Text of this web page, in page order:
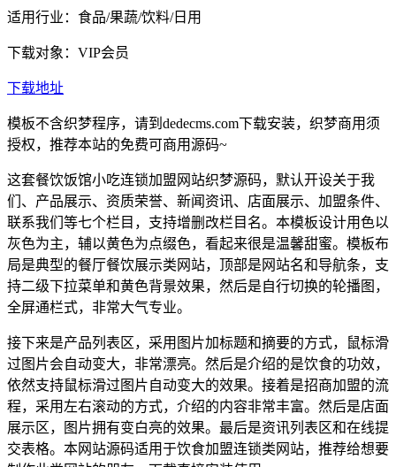
适用行业：食品/果蔬/饮料/日用
下载对象：VIP会员
下载地址
模板不含织梦程序，请到dedecms.com下载安装，织梦商用须
授权，推荐本站的免费可商用源码~
这套餐饮饭馆小吃连锁加盟网站织梦源码，默认开设关于我
们、产品展示、资质荣誉、新闻资讯、店面展示、加盟条件、
联系我们等七个栏目，支持增删改栏目名。本模板设计用色以
灰色为主，辅以黄色为点缀色，看起来很是温馨甜蜜。模板布
局是典型的餐厅餐饮展示类网站，顶部是网站名和导航条，支
持二级下拉菜单和黄色背景效果，然后是自行切换的轮播图，
全屏通栏式，非常大气专业。
接下来是产品列表区，采用图片加标题和摘要的方式，鼠标滑
过图片会自动变大，非常漂亮。然后是介绍的是饮食的功效，
依然支持鼠标滑过图片自动变大的效果。接着是招商加盟的流
程，采用左右滚动的方式，介绍的内容非常丰富。然后是店面
展示区，图片拥有变白亮的效果。最后是资讯列表区和在线提
交表格。本网站源码适用于饮食加盟连锁类网站，推荐给想要